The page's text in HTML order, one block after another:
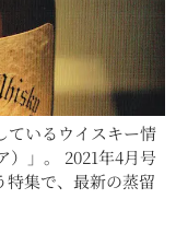
ているウイスキー情
」。 2021年4月号
特集で、最新の蒸留